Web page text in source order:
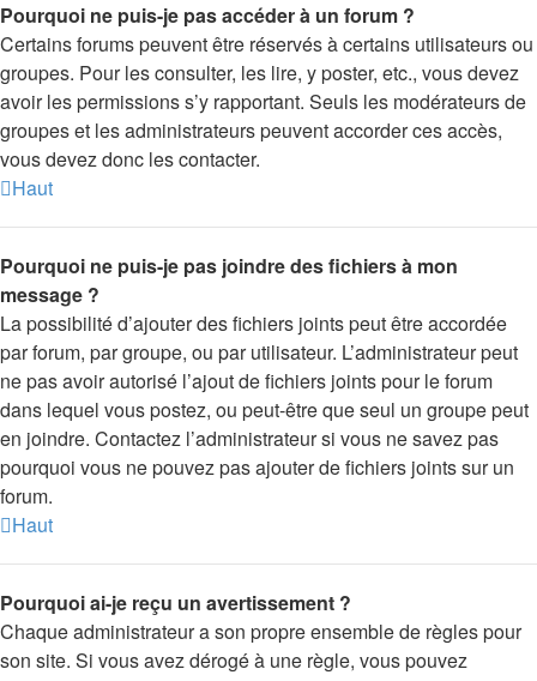
Pourquoi ne puis-je pas accéder à un forum ?
Certains forums peuvent être réservés à certains utilisateurs ou
groupes. Pour les consulter, les lire, y poster, etc., vous devez
avoir les permissions s’y rapportant. Seuls les modérateurs de
groupes et les administrateurs peuvent accorder ces accès,
vous devez donc les contacter.
Haut
Pourquoi ne puis-je pas joindre des fichiers à mon
message ?
La possibilité d’ajouter des fichiers joints peut être accordée
par forum, par groupe, ou par utilisateur. L’administrateur peut
ne pas avoir autorisé l’ajout de fichiers joints pour le forum
dans lequel vous postez, ou peut-être que seul un groupe peut
en joindre. Contactez l’administrateur si vous ne savez pas
pourquoi vous ne pouvez pas ajouter de fichiers joints sur un
forum.
Haut
Pourquoi ai-je reçu un avertissement ?
Chaque administrateur a son propre ensemble de règles pour
son site. Si vous avez dérogé à une règle, vous pouvez